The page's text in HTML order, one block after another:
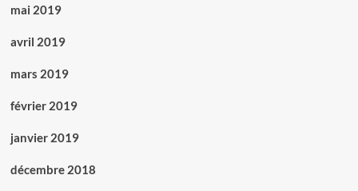
mai 2019
avril 2019
mars 2019
février 2019
janvier 2019
décembre 2018